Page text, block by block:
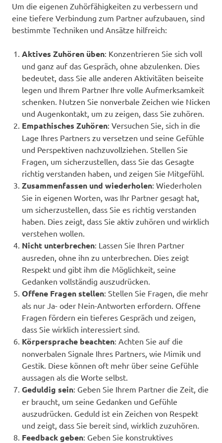
Um die eigenen Zuhörfähigkeiten zu verbessern und
eine tiefere Verbindung zum Partner aufzubauen, sind
bestimmte Techniken und Ansätze hilfreich:
Aktives Zuhören üben: Konzentrieren Sie sich voll
und ganz auf das Gespräch, ohne abzulenken. Dies
bedeutet, dass Sie alle anderen Aktivitäten beiseite
legen und Ihrem Partner Ihre volle Aufmerksamkeit
schenken. Nutzen Sie nonverbale Zeichen wie Nicken
und Augenkontakt, um zu zeigen, dass Sie zuhören.
Empathisches Zuhören: Versuchen Sie, sich in die
Lage Ihres Partners zu versetzen und seine Gefühle
und Perspektiven nachzuvollziehen. Stellen Sie
Fragen, um sicherzustellen, dass Sie das Gesagte
richtig verstanden haben, und zeigen Sie Mitgefühl.
Zusammenfassen und wiederholen: Wiederholen
Sie in eigenen Worten, was Ihr Partner gesagt hat,
um sicherzustellen, dass Sie es richtig verstanden
haben. Dies zeigt, dass Sie aktiv zuhören und wirklich
verstehen wollen.
Nicht unterbrechen: Lassen Sie Ihren Partner
ausreden, ohne ihn zu unterbrechen. Dies zeigt
Respekt und gibt ihm die Möglichkeit, seine
Gedanken vollständig auszudrücken.
Offene Fragen stellen: Stellen Sie Fragen, die mehr
als nur Ja- oder Nein-Antworten erfordern. Offene
Fragen fördern ein tieferes Gespräch und zeigen,
dass Sie wirklich interessiert sind.
Körpersprache beachten: Achten Sie auf die
nonverbalen Signale Ihres Partners, wie Mimik und
Gestik. Diese können oft mehr über seine Gefühle
aussagen als die Worte selbst.
Geduldig sein: Geben Sie Ihrem Partner die Zeit, die
er braucht, um seine Gedanken und Gefühle
auszudrücken. Geduld ist ein Zeichen von Respekt
und zeigt, dass Sie bereit sind, wirklich zuzuhören.
Feedback geben: Geben Sie konstruktives